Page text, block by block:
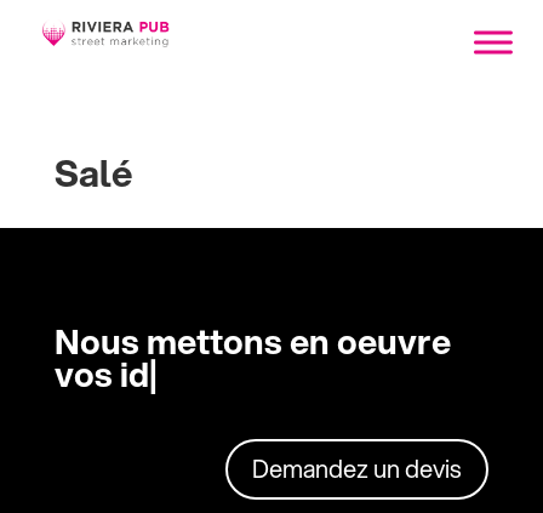
Salé
Nous mettons en oeuvre
vos idé
Demandez un devis